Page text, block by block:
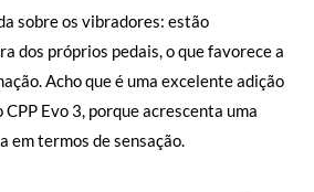
sobre os vibradores: estão
dos próprios pedais, o que favorece a
Acho que é uma excelente adição
Evo 3, porque acrescenta uma
em termos de sensação.